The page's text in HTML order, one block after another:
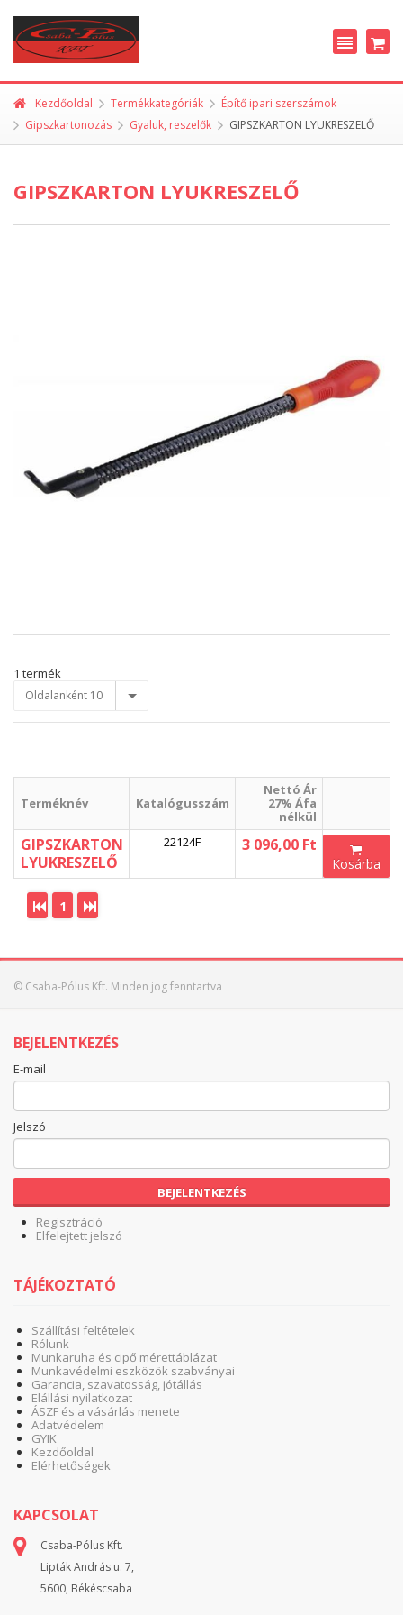
Kezdőoldal Termékkategóriák
Építő ipari szerszámok
Gipszkartonozás
Gyaluk, reszelők GIPSZKARTON LYUKRESZELŐ
GIPSZKARTON LYUKRESZELŐ
1 termék
Oldalanként 10
Terméknév Katalógusszám
Nettó Ár
27% Áfa
nélkül
GIPSZKARTON
LYUKRESZELŐ
22124F 3 096,00 Ft
Kosárba
1
© Csaba-Pólus Kft. Minden jog fenntartva
BEJELENTKEZÉS
E-mail
Jelszó
BEJELENTKEZÉS
Regisztráció
Elfelejtett jelszó
TÁJÉKOZTATÓ
Szállítási feltételek
Rólunk
Munkaruha és cipő mérettáblázat
Munkavédelmi eszközök szabványai
Garancia, szavatosság, jótállás
Elállási nyilatkozat
ÁSZF és a vásárlás menete
Adatvédelem
GYIK
Kezdőoldal
Elérhetőségek
KAPCSOLAT
Csaba-Pólus Kft.
Lipták András u. 7,
5600, Békéscsaba